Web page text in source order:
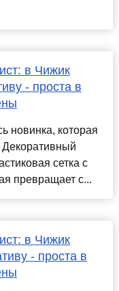
в Чижик
- проста в
новинка, которая
Декоративный
сетка с
превращает с...
в Чижик
- проста в